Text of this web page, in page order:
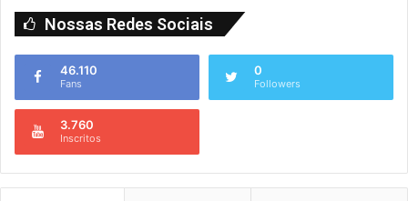
Nossas Redes Sociais
46.110
Fans
0
Followers
3.760
Inscritos